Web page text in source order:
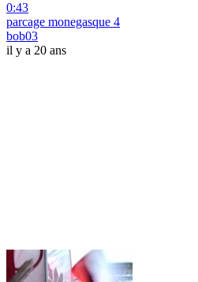
0:43
parcage monegasque 4
bob03
il y a 20 ans